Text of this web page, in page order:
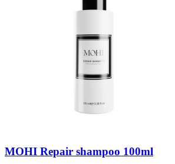
MOHI Repair shampoo 100ml